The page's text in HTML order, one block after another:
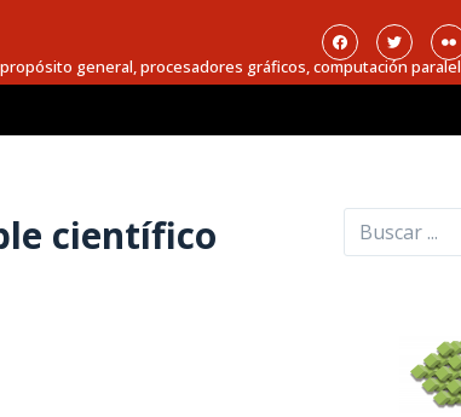
general, procesadores gráficos, computación
científico
Buscar